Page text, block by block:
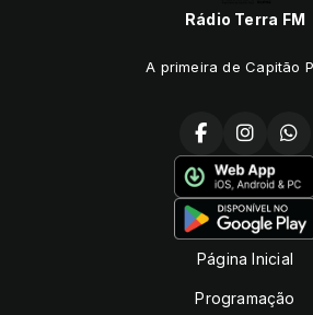
Rádio Terra FM
A primeira de Capitão
Página Inicial
Programação